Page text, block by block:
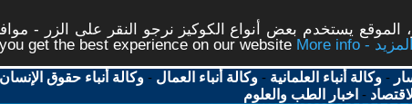
يستخدم بعض أنواع الكوكيز نرجو النقر على الزر -
get the best experience on our website
More info - المزيد
-وكالة أنباء العلمانية -وكالة أنباء العمال -وكالة أنباء حقوق الإنسان
- اخبار الطب والعلوم